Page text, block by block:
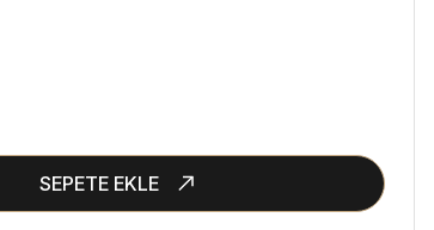
SEPETE EKLE